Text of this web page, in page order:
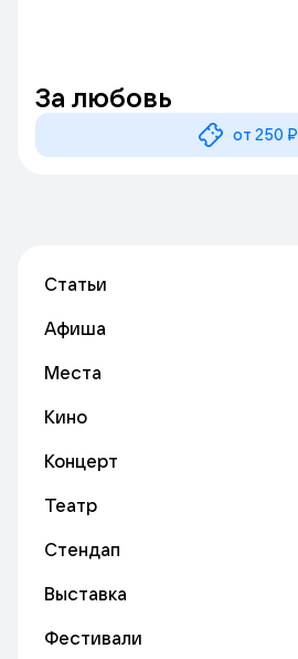
За любовь
от 250 ₽
Статьи
Афиша
Места
Кино
Концерт
Театр
Стендап
Выставка
Фестивали